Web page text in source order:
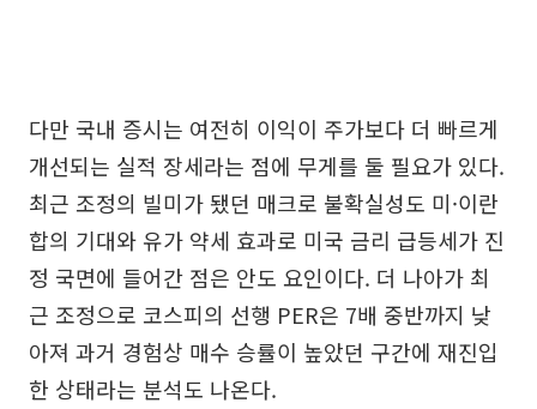
다만 국내 증시는 여전히 이익이 주가보다 더 빠르게
개선되는 실적 장세라는 점에 무게를 둘 필요가 있다.
최근 조정의 빌미가 됐던 매크로 불확실성도 미·이란
합의 기대와 유가 약세 효과로 미국 금리 급등세가 진
정 국면에 들어간 점은 안도 요인이다. 더 나아가 최
근 조정으로 코스피의 선행 PER은 7배 중반까지 낮
아져 과거 경험상 매수 승률이 높았던 구간에 재진입
한 상태라는 분석도 나온다.